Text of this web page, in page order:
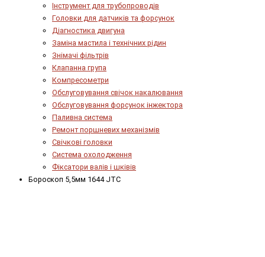
Інструмент для трубопроводів
Головки для датчиків та форсунок
Діагностика двигуна
Заміна мастила і технічних рідин
Знімачі фільтрів
Клапанна група
Компресометри
Обслуговування свічок накалювання
Обслуговування форсунок інжектора
Паливна система
Ремонт поршневих механізмів
Свічкові головки
Система охолодження
Фіксатори валів і шківів
Бороскоп 5,5мм 1644 JTC